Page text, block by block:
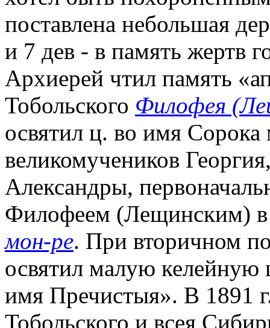
поставлена небольшая
и 7 дев - в память жертв
Архиерей чтил память
Тобольского Филофея
освятил ц. во имя
великомучеников
Александры,
Филофеем (Лещинским)
мон-ре. При вторичном
освятил малую
имя Пречистыя». В 1891
Тобольского и всея